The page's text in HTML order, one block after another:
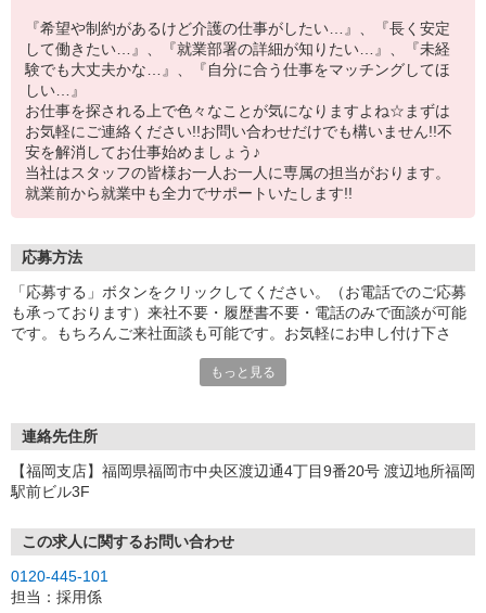
『希望や制約があるけど介護の仕事がしたい…』、『長く安定
して働きたい…』、『就業部署の詳細が知りたい…』、『未経
験でも大丈夫かな…』、『自分に合う仕事をマッチングしてほ
しい…』
お仕事を探される上で色々なことが気になりますよね☆まずは
お気軽にご連絡ください!!お問い合わせだけでも構いません!!不
安を解消してお仕事始めましょう♪
当社はスタッフの皆様お一人お一人に専属の担当がおります。
就業前から就業中も全力でサポートいたします!!
応募方法
「応募する」ボタンをクリックしてください。（お電話でのご応募
も承っております）来社不要・履歴書不要・電話のみで面談が可能
です。もちろんご来社面談も可能です。お気軽にお申し付け下さ
もっと見る
連絡先住所
【福岡支店】福岡県福岡市中央区渡辺通4丁目9番20号 渡辺地所福岡
駅前ビル3F
この求人に関するお問い合わせ
0120-445-101
担当：採用係